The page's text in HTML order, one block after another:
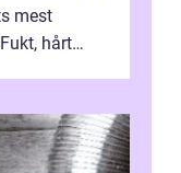
mest
hårt